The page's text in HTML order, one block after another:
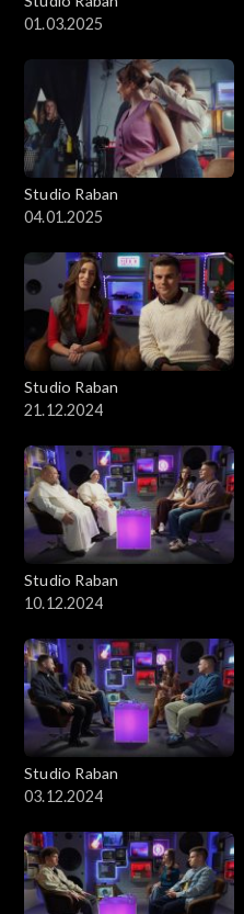
01.03.2025
Studio Raban
04.01.2025
Studio Raban
21.12.2024
Studio Raban
10.12.2024
Studio Raban
03.12.2024